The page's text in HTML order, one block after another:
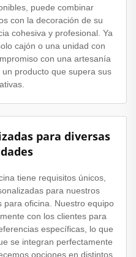
puede combinar
con la decoración de su
cohesiva y profesional. Ya
cajón o una unidad con
con una artesanía
producto que supera sus
para diversas
tiene requisitos únicos,
para nuestros
para oficina. Nuestro equipo
con los clientes para
específicas, lo que
se integran perfectamente
opciones en distintos